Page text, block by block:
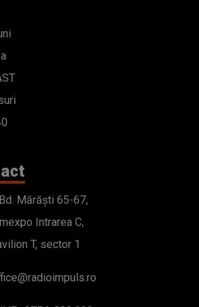
Bd. Mărăști 65-67,
Intrarea C,
T, sector 1